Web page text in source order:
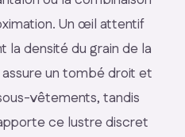
Un œil attentif
la densité du grain de la
assure un tombé droit et
vêtements, tandis
ce lustre discret